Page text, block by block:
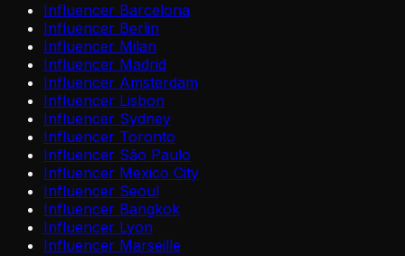
Influencer Barcelona
Influencer Berlin
Influencer Milan
Influencer Madrid
Influencer Amsterdam
Influencer Lisbon
Influencer Sydney
Influencer Toronto
Influencer São Paulo
Influencer Mexico City
Influencer Seoul
Influencer Bangkok
Influencer Lyon
Influencer Marseille